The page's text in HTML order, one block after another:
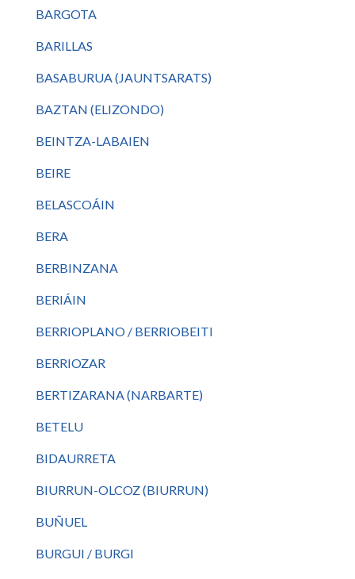
BARGOTA
BARILLAS
BASABURUA (JAUNTSARATS)
BAZTAN (ELIZONDO)
BEINTZA-LABAIEN
BEIRE
BELASCOÁIN
BERA
BERBINZANA
BERIÁIN
BERRIOPLANO / BERRIOBEITI
BERRIOZAR
BERTIZARANA (NARBARTE)
BETELU
BIDAURRETA
BIURRUN-OLCOZ (BIURRUN)
BUÑUEL
BURGUI / BURGI